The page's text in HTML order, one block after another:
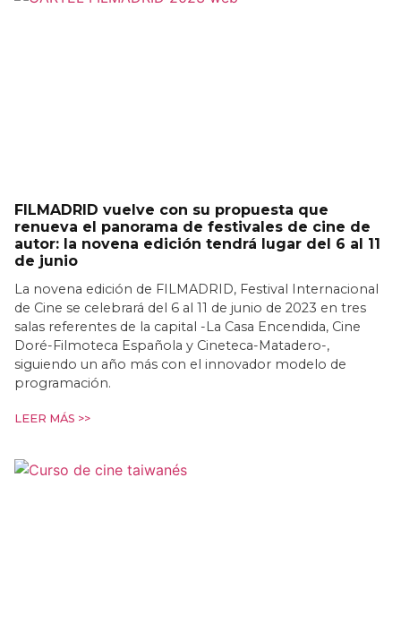
FILMADRID vuelve con su propuesta que
renueva el panorama de festivales de cine de
autor: la novena edición tendrá lugar del 6 al 11
de junio
La novena edición de FILMADRID, Festival Internacional
de Cine se celebrará del 6 al 11 de junio de 2023 en tres
salas referentes de la capital -La Casa Encendida, Cine
Doré-Filmoteca Española y Cineteca-Matadero-,
siguiendo un año más con el innovador modelo de
programación.
LEER MÁS >>